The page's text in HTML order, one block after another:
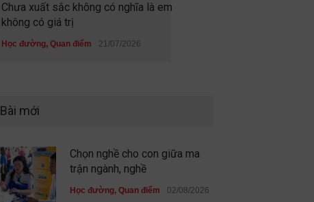
Chưa xuất sắc không có nghĩa là em
không có giá trị
Học đường, Quan điểm 21/07/2026
Bài mới
Chọn nghề cho con giữa ma
trận ngành, nghề
Học đường, Quan điểm 02/08/2026